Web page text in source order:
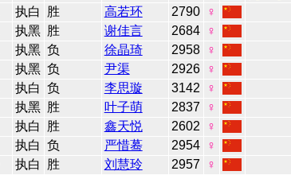
执白 胜 高若环 2790
♀
执黑 胜 谢佳言 2684
♀
执黑 负 徐晶琦 2958
♀
执黑 负 尹渠 2926
♀
执白 负 李思璇 3142
♀
执黑 胜 叶子萌 2837
♀
执白 胜 鑫天悦 2602
♀
执白 负 严惜蓦 2954
♀
执白 胜 刘慧玲 2957
♀